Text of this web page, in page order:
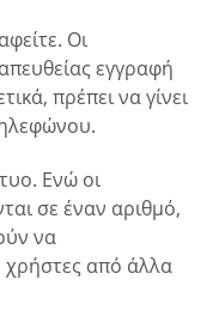
Οι
εγγραφή
πρέπει να γίνει
Ενώ οι
σε έναν αριθμό,
να
χρήστες από άλλα